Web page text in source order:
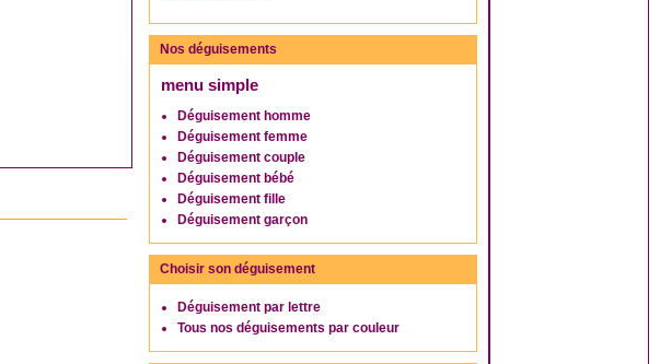
Nos déguisements
menu simple
Déguisement homme
Déguisement femme
Déguisement couple
Déguisement bébé
Déguisement fille
Déguisement garçon
Choisir son déguisement
Déguisement par lettre
Tous nos déguisements par couleur